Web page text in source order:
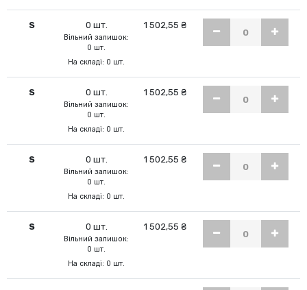
S 0 шт.
Вільний залишок:
0 шт.
На складі: 0 шт.
1 502,55 ₴
S 0 шт.
Вільний залишок:
0 шт.
На складі: 0 шт.
1 502,55 ₴
S 0 шт.
Вільний залишок:
0 шт.
На складі: 0 шт.
1 502,55 ₴
S 0 шт.
Вільний залишок:
0 шт.
На складі: 0 шт.
1 502,55 ₴